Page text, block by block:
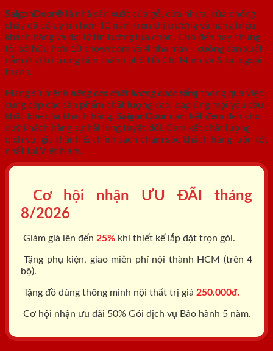
SaigonDoor® là nhà sản xuất cửa gỗ, cửa nhựa, cửa chống
cháy đã có uy tín hơn 10 năm trên thị trường và hàng triệu
khách hàng và đại lý tin tưởng lựa chọn. Cho đến nay chúng
tôi sở hữu hơn 10 showroom và 4 nhà máy - xưởng sản xuất
nằm ở vị trí trung tâm thành phố Hồ Chí Minh và & tại ngoại
thành.
Mang sứ mệnh nâng cao chất lượng cuộc sống thông qua việc
cung cấp các sản phẩm chất lượng cao, đáp ứng mọi yêu cầu
khắc khe của khách hàng. SaigonDoor cam kết đem đến cho
quý khách hàng sự hài lòng tuyệt đối. Cam kết chất lượng
dịch vụ, giá thành & chính sách chăm sóc khách hàng luôn tốt
nhất tại Việt Nam.
Cơ hội nhận ƯU ĐÃI tháng
8/2026
Giảm giá lên đến 25% khi thiết kế lắp đặt trọn gói.
Tặng phụ kiện, giao miễn phí nội thành HCM (trên 4
bộ).
Tặng đồ dùng thông minh nội thất trị giá 250.000đ.
Cơ hội nhận ưu đãi 50% Gói dịch vụ Bảo hành 5 năm.